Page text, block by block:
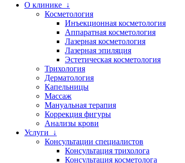
О клинике ↓
Косметология
Инъекционная косметология
Аппаратная косметология
Лазерная косметология
Лазерная эпиляция
Эстетическая косметология
Трихология
Дерматология
Капельницы
Массаж
Мануальная терапия
Коррекция фигуры
Анализы крови
Услуги ↓
Консультации специалистов
Консультация трихолога
Консультация косметолога